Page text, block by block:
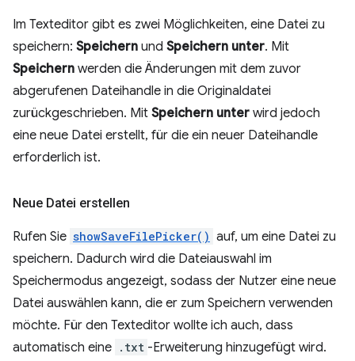
Im Texteditor gibt es zwei Möglichkeiten, eine Datei zu
speichern: Speichern und Speichern unter. Mit
Speichern werden die Änderungen mit dem zuvor
abgerufenen Dateihandle in die Originaldatei
zurückgeschrieben. Mit Speichern unter wird jedoch
eine neue Datei erstellt, für die ein neuer Dateihandle
erforderlich ist.
Neue Datei erstellen
Rufen Sie showSaveFilePicker() auf, um eine Datei zu
speichern. Dadurch wird die Dateiauswahl im
Speichermodus angezeigt, sodass der Nutzer eine neue
Datei auswählen kann, die er zum Speichern verwenden
möchte. Für den Texteditor wollte ich auch, dass
automatisch eine .txt -Erweiterung hinzugefügt wird.